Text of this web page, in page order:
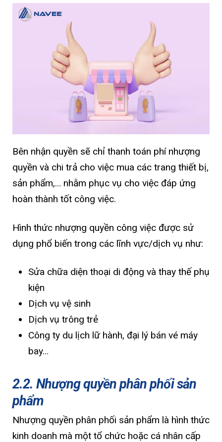
Bên nhận quyền sẽ chỉ thanh toán phí nhượng
quyền và chi trả cho việc mua các trang thiết bị,
sản phẩm,… nhằm phục vụ cho việc đáp ứng
hoàn thành tốt công việc.
Hình thức nhượng quyền công việc được sử
dụng phổ biến trong các lĩnh vực/dịch vụ như:
Sửa chữa diện thoại di động và thay thế phụ
kiện
Dịch vụ vệ sinh
Dịch vụ trông trẻ
Công ty du lịch lữ hành, đại lý bán vé máy
bay…
2.2. Nhượng quyền phân phối sản
phẩm
Nhượng quyền phân phối sản phẩm là hình thức
kinh doanh mà một tổ chức hoặc cá nhân cấp